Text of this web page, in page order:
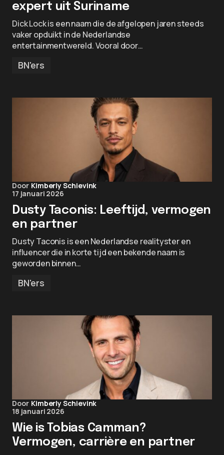
expert uit Suriname
Dick Lock is een naam die de afgelopen jaren steeds
vaker opduikt in de Nederlandse
entertainmentwereld. Vooral door…
BN'ers
Door Kimberly Schievink
17 januari 2026
Dusty Taconis: Leeftijd, vermogen
en partner
Dusty Taconis is een Nederlandse realityster en
influencer die in korte tijd een bekende naam is
geworden binnen…
BN'ers
Door Kimberly Schievink
18 januari 2026
Wie is Tobias Camman?
Vermogen, carrière en partner